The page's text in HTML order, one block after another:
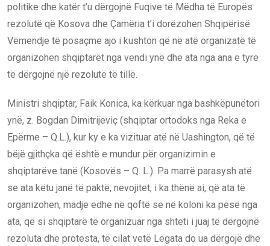
politike dhe katër t’u dërgojnë Fuqive të Mëdha të Europës
rezolutë që Kosova dhe Çamëria t’i dorëzohen Shqipërisë.
Vëmendje të posaçme ajo i kushton që në atë organizatë të
organizohen shqiptarët nga vendi ynë dhe ata nga ana e tyre
të dërgojnë një rezolutë të tillë.
Ministri shqiptar, Faik Konica, ka kërkuar nga bashkëpunëtori
ynë, z. Bogdan Dimitrijeviç (shqiptar ortodoks nga Reka e
Epërme – Q.L.), kur ky e ka vizituar atë në Uashington, që të
bëjë gjithçka që është e mundur për organizimin e
shqiptarëve tanë (Kosovës – Q. L.). Pa marrë parasysh atë
se ata këtu janë të paktë, nevojitet, i ka thënë ai, që ata të
organizohen, madje edhe në qoftë se në koloni ka pesë nga
ata, që si shqiptarë të organizuar nga shteti i juaj të dërgojnë
rezoluta dhe protesta, të cilat vetë Legata do ua dërgojë dhe